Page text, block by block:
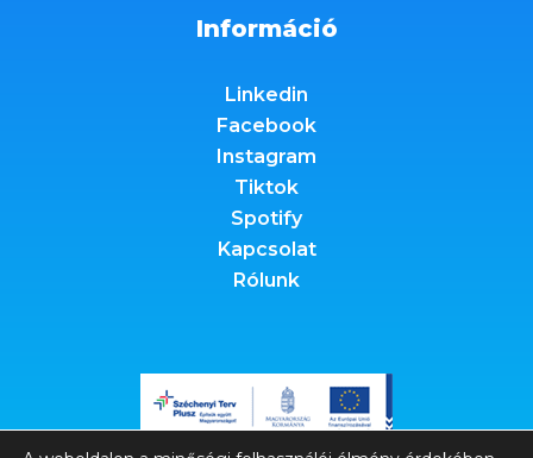
Információ
Linkedin
Facebook
Instagram
Tiktok
Spotify
Kapcsolat
Rólunk